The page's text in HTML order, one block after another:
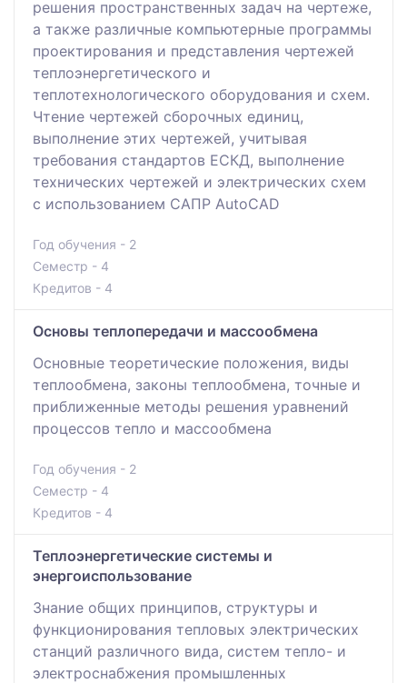
решения пространственных задач на чертеже,
а также различные компьютерные программы
проектирования и представления чертежей
теплоэнергетического и
теплотехнологического оборудования и схем.
Чтение чертежей сборочных единиц,
выполнение этих чертежей, учитывая
требования стандартов ЕСКД, выполнение
технических чертежей и электрических схем
с использованием САПР AutoCAD
Год обучения - 2
Семестр - 4
Кредитов - 4
Основы теплопередачи и массообмена
Основные теоретические положения, виды
теплообмена, законы теплообмена, точные и
приближенные методы решения уравнений
процессов тепло и массообмена
Год обучения - 2
Семестр - 4
Кредитов - 4
Теплоэнергетические системы и
энергоиспользование
Знание общих принципов, структуры и
функционирования тепловых электрических
станций различного вида, систем тепло- и
электроснабжения промышленных